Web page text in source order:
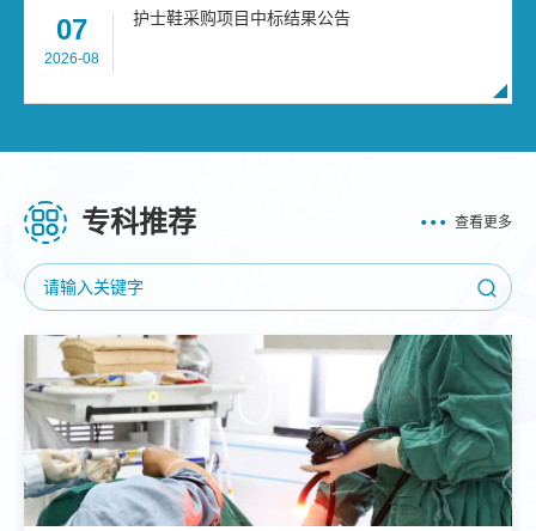
07
2026-08
护士鞋采购项目中标结果公告
专科推荐 查看更多